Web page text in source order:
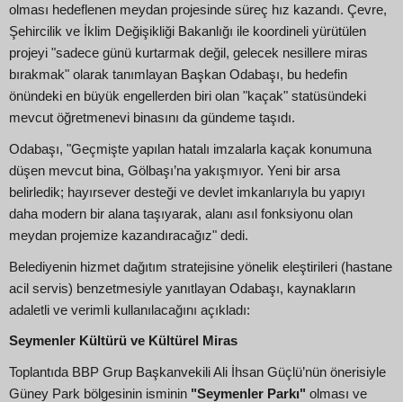
olması hedeflenen meydan projesinde süreç hız kazandı. Çevre,
Şehircilik ve İklim Değişikliği Bakanlığı ile koordineli yürütülen
projeyi "sadece günü kurtarmak değil, gelecek nesillere miras
bırakmak" olarak tanımlayan Başkan Odabaşı, bu hedefin
önündeki en büyük engellerden biri olan "kaçak" statüsündeki
mevcut öğretmenevi binasını da gündeme taşıdı.
Odabaşı, "Geçmişte yapılan hatalı imzalarla kaçak konumuna
düşen mevcut bina, Gölbaşı’na yakışmıyor. Yeni bir arsa
belirledik; hayırsever desteği ve devlet imkanlarıyla bu yapıyı
daha modern bir alana taşıyarak, alanı asıl fonksiyonu olan
meydan projemize kazandıracağız" dedi.
Belediyenin hizmet dağıtım stratejisine yönelik eleştirileri (hastane
acil servis) benzetmesiyle yanıtlayan Odabaşı, kaynakların
adaletli ve verimli kullanılacağını açıkladı:
Seymenler Kültürü ve Kültürel Miras
Toplantıda BBP Grup Başkanvekili Ali İhsan Güçlü’nün önerisiyle
Güney Park bölgesinin isminin "Seymenler Parkı" olması ve